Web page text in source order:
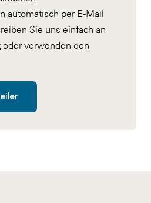
automatisch per E-Mail
Sie uns einfach an
oder verwenden den